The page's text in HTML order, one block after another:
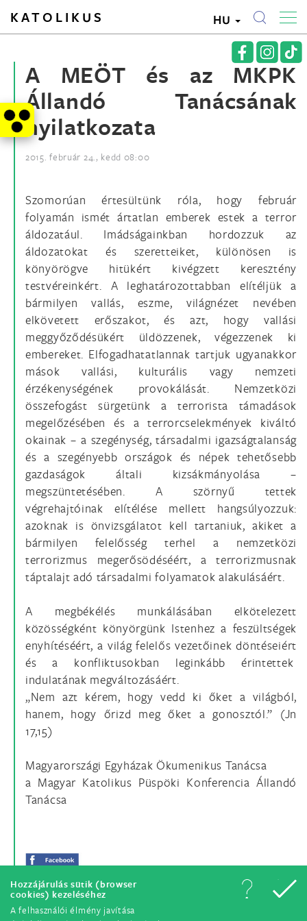
Hozzájárulás sütik (browser
cookies) kezeléséhez
A felhasználói élmény javítása
KATOLIKUS HU
A MEÖT és az MKPK
Állandó Tanácsának
nyilatkozata
2015. február 24., kedd 08:00
Szomorúan értesültünk róla, hogy február
folyamán ismét ártatlan emberek estek a terror
áldozatául. Imádságainkban hordozzuk az
áldozatokat és szeretteiket, különösen is
könyörögve hitükért kivégzett keresztény
testvéreinkért. A leghatározottabban elítéljük a
bármilyen vallás, eszme, világnézet nevében
elkövetett erőszakot, és azt, hogy vallási
meggyőződésükért üldözzenek, végezzenek ki
embereket. Elfogadhatatlannak tartjuk ugyanakkor
mások vallási, kulturális vagy nemzeti
érzékenységének provokálását. Nemzetközi
összefogást sürgetünk a terrorista támadások
megelőzésében és a terrorcselekmények kiváltó
okainak – a szegénység, társadalmi igazságtalanság
és a szegényebb országok és népek tehetősebb
gazdaságok általi kizsákmányolása –
megszüntetésében. A szörnyű tettek
végrehajtóinak elítélése mellett hangsúlyozzuk:
azoknak is önvizsgálatot kell tartaniuk, akiket a
bármilyen felelősség terhel a nemzetközi
terrorizmus megerősödéséért, a terrorizmusnak
táptalajt adó társadalmi folyamatok alakulásáért.
A megbékélés munkálásában elkötelezett
közösségként könyörgünk Istenhez a feszültségek
enyhítéséért, a világ felelős vezetőinek döntéseiért
és a konfliktusokban leginkább érintettek
indulatának megváltozásáért.
„Nem azt kérem, hogy vedd ki őket a világból,
hanem, hogy őrizd meg őket a gonosztól.” (Jn
17,15)
Magyarországi Egyházak Ökumenikus Tanácsa
a Magyar Katolikus Püspöki Konferencia Állandó
Tanácsa